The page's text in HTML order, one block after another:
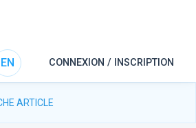
EN CONNEXION / INSCRIPTION
ARTICLE